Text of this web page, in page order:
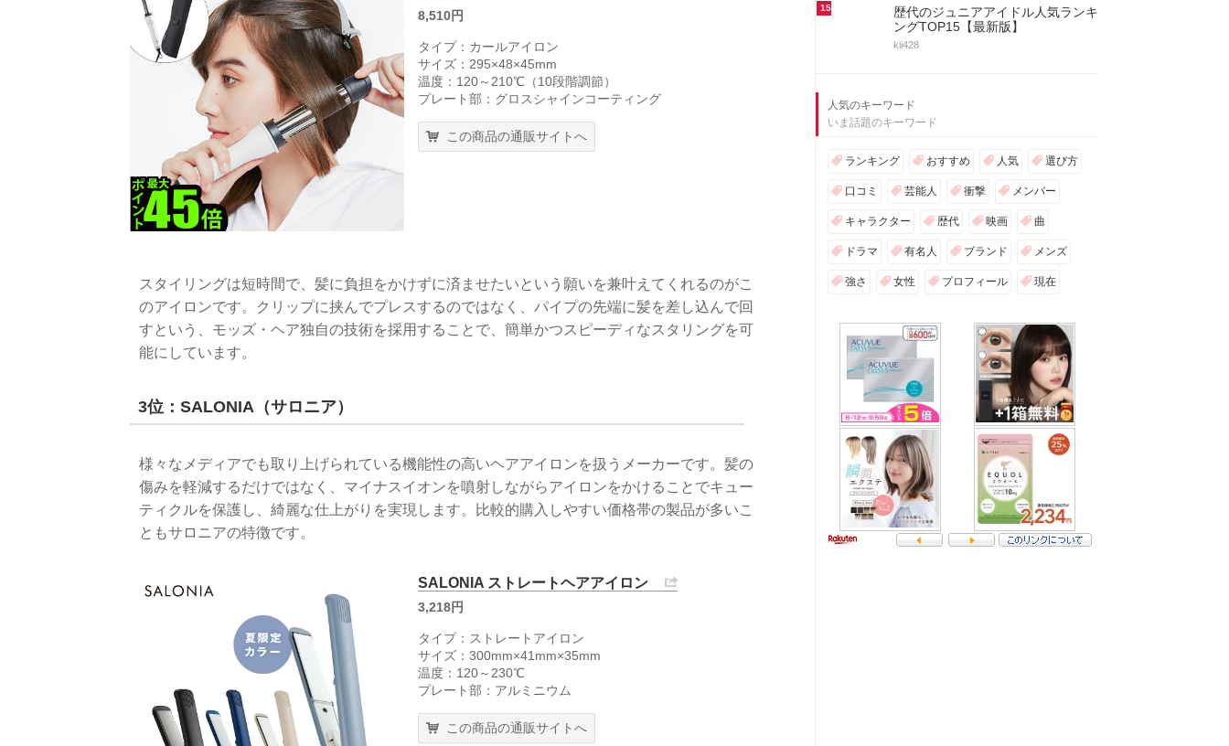
8,510円
タイプ：カールアイロン
サイズ：295×48×45mm
温度：120～210℃（10段階調節）
プレート部：グロスシャインコーティング
この商品の通販サイトへ
スタイリングは短時間で、髪に負担をかけずに済ませたいという願いを兼叶えてくれるのがこ
のアイロンです。クリップに挟んでプレスするのではなく、パイプの先端に髪を差し込んで回
すという、モッズ・ヘア独自の技術を採用することで、簡単かつスピーディなスタリングを可
能にしています。
3位：SALONIA（サロニア）
様々なメディアでも取り上げられている機能性の高いヘアアイロンを扱うメーカーです。髪の
傷みを軽減するだけではなく、マイナスイオンを噴射しながらアイロンをかけることでキュー
ティクルを保護し、綺麗な仕上がりを実現します。比較的購入しやすい価格帯の製品が多いこ
ともサロニアの特徴です。
SALONIA ストレートヘアアイロン
3,218円
タイプ：ストレートアイロン
サイズ：300mm×41mm×35mm
温度：120～230℃
プレート部：アルミニウム
この商品の通販サイトへ
15
歴代のジュニアアイドル人気ランキ
ングTOP15【最新版】
kii428
人気のキーワード
いま話題のキーワード
ランキング おすすめ 人気 選び方
口コミ 芸能人 衝撃 メンバー
キャラクター 歴代 映画 曲
ドラマ 有名人 ブランド メンズ
強さ 女性 プロフィール 現在